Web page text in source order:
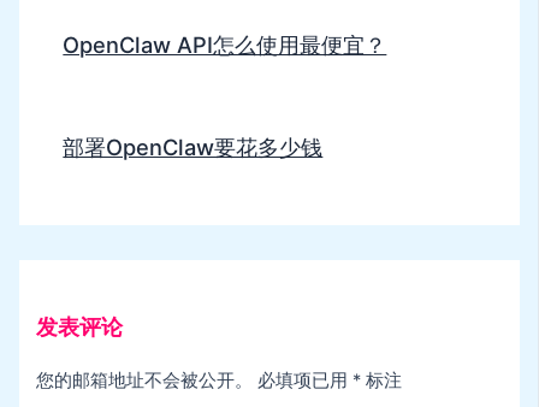
OpenClaw API怎么使用最便宜？
部署OpenClaw要花多少钱
发表评论
您的邮箱地址不会被公开。 必填项已用 * 标注